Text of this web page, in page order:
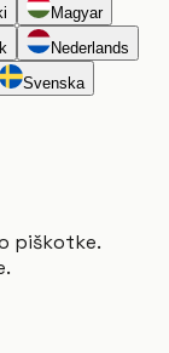
Magyar
Nederlands
Svenska
piškotke.